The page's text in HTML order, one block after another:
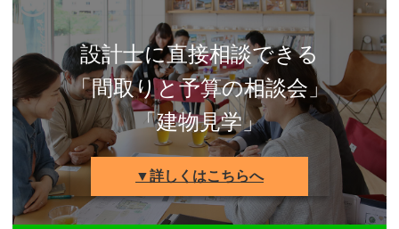
設計士に直接相談できる
「間取りと予算の相談会」
「建物見学」
▼詳しくはこちらへ